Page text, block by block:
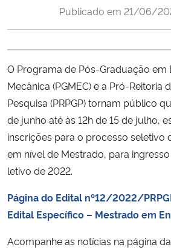
Ministério da Cidadania
Ministério de Minas e Energia
Ministério da Ciência, Tecnologia, Inovações e
Ministério do Meio Ambiente
Ministério do Turismo
Ministério do Desenvolvimento Regional
Publicado em 21/06/
O Programa de Pós-Graduação em
Mecânica (PGMEC) e a Pró-Reitoria
Pesquisa (PRPGP) tornam público
de junho até às 12h de 15 de julho,
inscrições para o processo seletivo
em nível de Mestrado, para
letivo de 2022.
Página do Edital nº12/2022/
Edital Específico – Mestrado em
Acompanhe as notícias na página